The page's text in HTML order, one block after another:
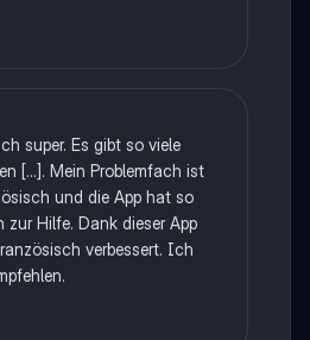
super. Es gibt so viele
[...]. Mein Problemfach ist
und die App hat so
zur Hilfe. Dank dieser App
verbessert. Ich